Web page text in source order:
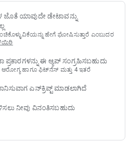
ಯಾವುದೇ ಡೇಟಾವನ್ನು
ಹೇಗೆ ಘೋಷಿಸುತ್ತಾರೆ ಎಂಬುದರ
ಈ ಆ್ಯಪ್ ಸಂಗ್ರಹಿಸಬಹುದು
ಆರೋಗ್ಯ ಹಾಗೂ ಫಿಟ್‌ನೆಸ್‌ ಮತ್ತು 4 ಇತರೆ
ಎನ್‌ಕ್ರಿಪ್ಟ್ ಮಾಡಲಾಗಿದೆ
ನೀವು ವಿನಂತಿಸಬಹುದು